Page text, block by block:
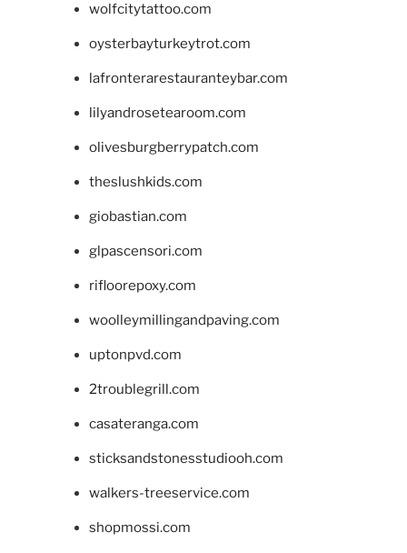
wolfcitytattoo.com
oysterbayturkeytrot.com
lafronterarestauranteybar.com
lilyandrosetearoom.com
olivesburgberrypatch.com
theslushkids.com
giobastian.com
glpascensori.com
rifloorepoxy.com
woolleymillingandpaving.com
uptonpvd.com
2troublegrill.com
casateranga.com
sticksandstonesstudiooh.com
walkers-treeservice.com
shopmossi.com